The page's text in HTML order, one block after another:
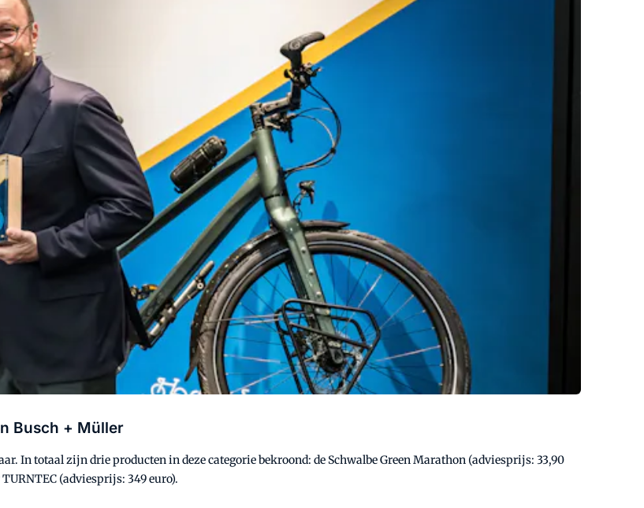
Busch + Müller
In totaal zijn drie producten in deze categorie bekroond: de Schwalbe Green Marathon (adviesprijs: 33,90
(adviesprijs: 349 euro).